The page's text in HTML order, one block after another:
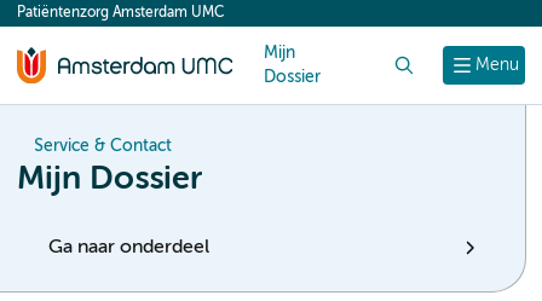
content
Menu
Patiëntenzorg Amsterdam UMC
Mijn
Dossier
Service & Contact
Mijn Dossier
Ga naar onderdeel